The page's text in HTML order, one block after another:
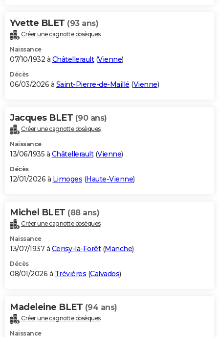
Yvette BLET (93 ans)
Créer une cagnotte obsèques
Naissance
07/10/1932 à Châtellerault(Vienne)
Décès
06/03/2026 à Saint-Pierre-de-Maillé (Vienne)
Jacques BLET (90 ans)
Créer une cagnotte obsèques
Naissance
13/06/1935 à Châtellerault(Vienne)
Décès
12/01/2026 à Limoges (Haute-Vienne)
Michel BLET (88 ans)
Créer une cagnotte obsèques
Naissance
13/07/1937 à Cerisy-la-Forêt(Manche)
Décès
08/01/2026 à Trévières (Calvados)
Madeleine BLET (94 ans)
Créer une cagnotte obsèques
Naissance